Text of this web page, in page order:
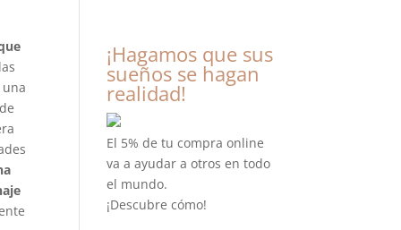
¡Hagamos que sus
sueños se hagan
realidad!
El 5% de tu compra online
va a ayudar a otros en todo
el mundo.
¡Descubre cómo!